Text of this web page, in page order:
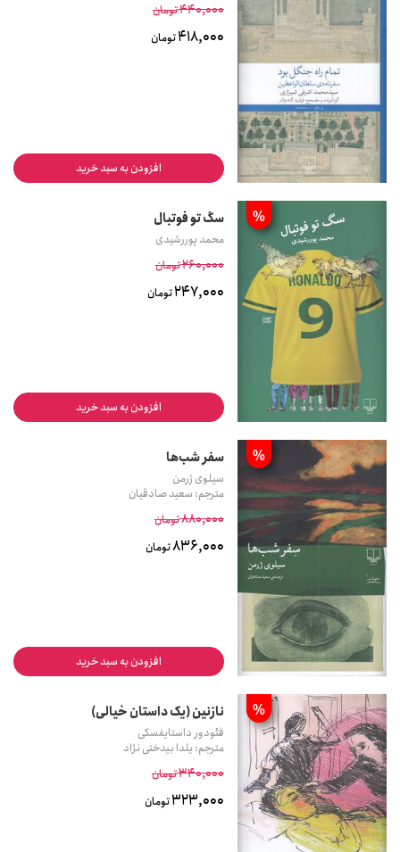
440,000تومان
418,000تومان
افزودن به سبد خرید
% سگ تو فوتبال
محمد پوررشیدی
260,000تومان
247,000تومان
افزودن به سبد خرید
% سفر شب‌ها
سیلوی ژرمن
مترجم: سعید صادقیان
880,000تومان
836,000تومان
افزودن به سبد خرید
% نازنین (یک داستان خیالی)
فئودور داستایفسکی
مترجم: یلدا بیدختی نژاد
340,000تومان
323,000تومان